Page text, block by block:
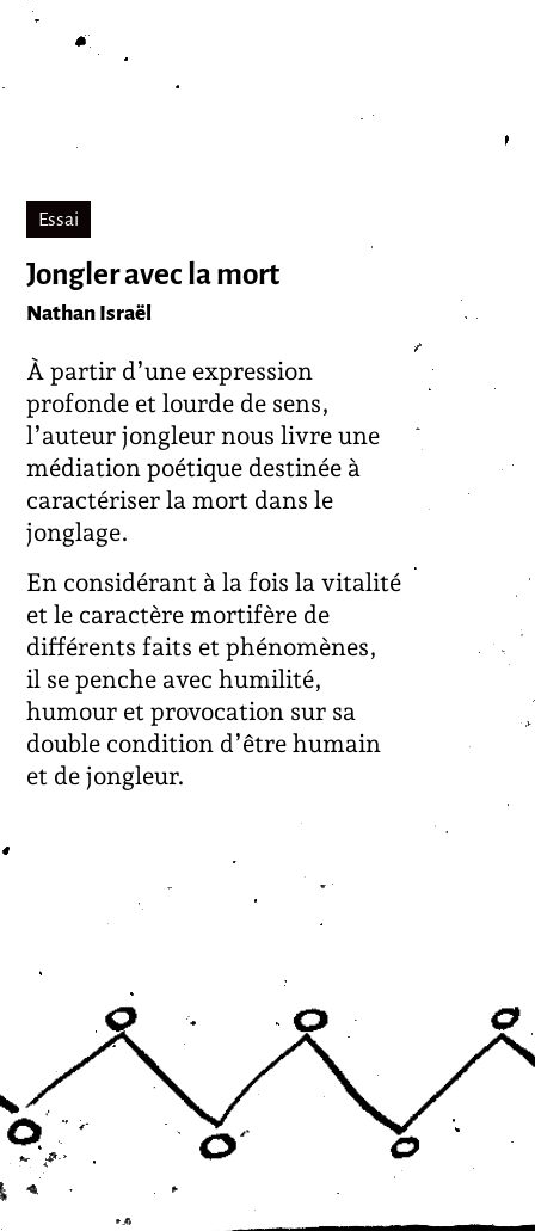
Essai
Jongler avec la mort
Nathan Israël
À partir d’une expression
profonde et lourde de sens,
l’auteur jongleur nous livre une
médiation poétique destinée à
caractériser la mort dans le
jonglage.
En considérant à la fois la vitalité
et le caractère mortifère de
différents faits et phénomènes,
il se penche avec humilité,
humour et provocation sur sa
double condition d’être humain
et de jongleur.